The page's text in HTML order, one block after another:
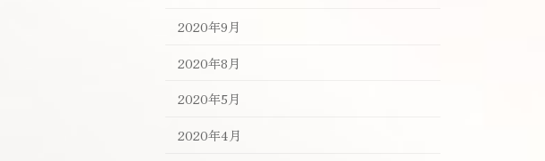
2020年9月
2020年8月
2020年5月
2020年4月